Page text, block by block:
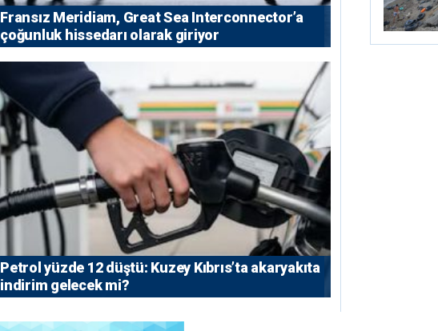
Fransız Meridiam, Great Sea Interconnector’a
çoğunluk hissedarı olarak giriyor
Petrol yüzde 12 düştü: Kuzey Kıbrıs’ta akaryakıta
indirim gelecek mi?